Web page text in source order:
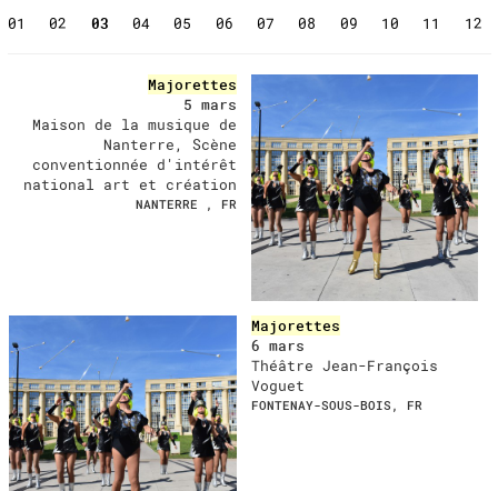
01 02 03 04 05 06 07 08 09 10 11 12
Majorettes
5 mars
Maison de la musique de
Nanterre, Scène
conventionnée d'intérêt
national art et création
NANTERRE , FR
Majorettes
6 mars
Théâtre Jean-François
Voguet
FONTENAY-SOUS-BOIS, FR